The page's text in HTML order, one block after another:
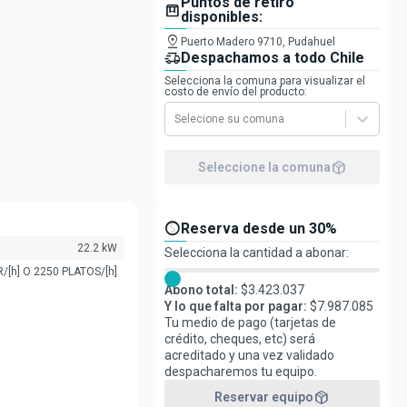
22.2 kW
[h] O 2250 PLATOS/[h]
boxdisponibles:
pin_dropPuerto Madero 9710, Pudahuel
delivery_truck_speedDespachamos a todo Chile
Selecciona la comuna para visualizar el
costo de envío del producto:
Selecione su comuna
Seleccione la comunapackage_2
paidReserva desde un 30%
Selecciona la cantidad a abonar:
Abono total:$3.423.037
Y lo que falta por pagar:$7.987.085
Tu medio de pago (tarjetas de
crédito, cheques, etc) será
acreditado y una vez validado
despacharemos tu equipo.
Reservar equipopackage_2